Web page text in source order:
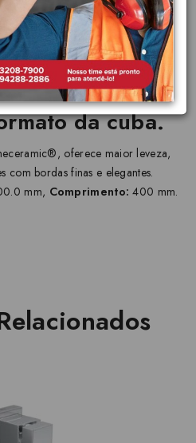
ainda maior à
às
e válvula
cerâmico na
da cuba.
oferece maior leveza,
com bordas finas e elegantes.
mm, Comprimento: 400 mm.